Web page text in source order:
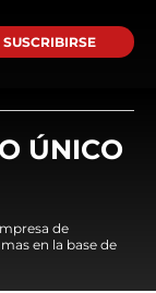
SUSCRIBIRSE
ÚNICO
de
en la base de